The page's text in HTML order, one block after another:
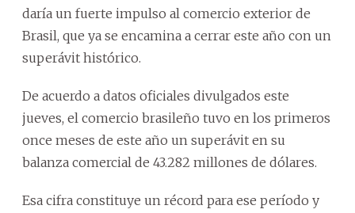
daría un fuerte impulso al comercio exterior de
Brasil, que ya se encamina a cerrar este año con un
superávit histórico.
De acuerdo a datos oficiales divulgados este
jueves, el comercio brasileño tuvo en los primeros
once meses de este año un superávit en su
balanza comercial de 43.282 millones de dólares.
Esa cifra constituye un récord para ese período y